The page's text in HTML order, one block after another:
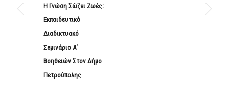
Η Γνώση Σώζει Ζωές:
Εκπαιδευτικό
Διαδικτυακό
Σεμινάριο Α΄
Βοηθειών Στον Δήμο
Πετρούπολης